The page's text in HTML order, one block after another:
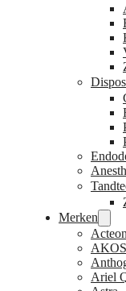
Merken
Acteon
AKOS
Ariel